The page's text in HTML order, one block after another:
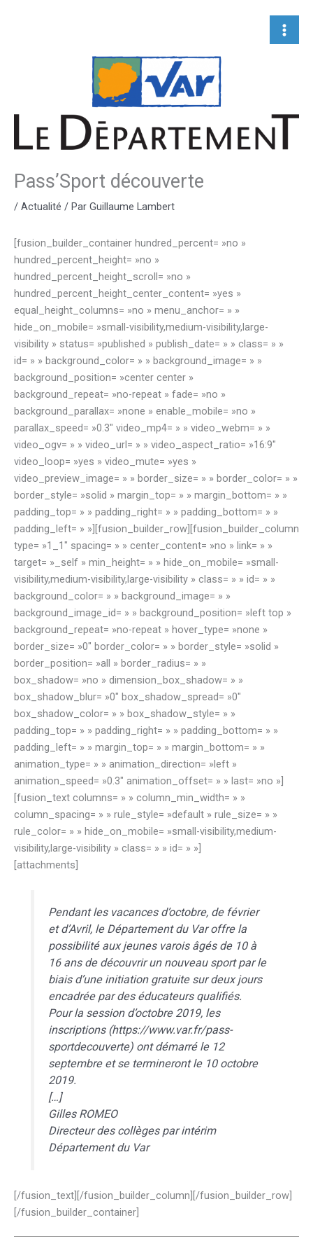
Pass’Sport découverte
/ Actualité / Par Guillaume Lambert
[fusion_builder_container hundred_percent= »no »
hundred_percent_height= »no »
hundred_percent_height_scroll= »no »
hundred_percent_height_center_content= »yes »
equal_height_columns= »no » menu_anchor= » »
hide_on_mobile= »small-visibility,medium-visibility,large-
visibility » status= »published » publish_date= » » class= » »
id= » » background_color= » » background_image= » »
background_position= »center center »
background_repeat= »no-repeat » fade= »no »
background_parallax= »none » enable_mobile= »no »
parallax_speed= »0.3″ video_mp4= » » video_webm= » »
video_ogv= » » video_url= » » video_aspect_ratio= »16:9″
video_loop= »yes » video_mute= »yes »
video_preview_image= » » border_size= » » border_color= » »
border_style= »solid » margin_top= » » margin_bottom= » »
padding_top= » » padding_right= » » padding_bottom= » »
padding_left= » »][fusion_builder_row][fusion_builder_column
type= »1_1″ spacing= » » center_content= »no » link= » »
target= »_self » min_height= » » hide_on_mobile= »small-
visibility,medium-visibility,large-visibility » class= » » id= » »
background_color= » » background_image= » »
background_image_id= » » background_position= »left top »
background_repeat= »no-repeat » hover_type= »none »
border_size= »0″ border_color= » » border_style= »solid »
border_position= »all » border_radius= » »
box_shadow= »no » dimension_box_shadow= » »
box_shadow_blur= »0″ box_shadow_spread= »0″
box_shadow_color= » » box_shadow_style= » »
padding_top= » » padding_right= » » padding_bottom= » »
padding_left= » » margin_top= » » margin_bottom= » »
animation_type= » » animation_direction= »left »
animation_speed= »0.3″ animation_offset= » » last= »no »]
[fusion_text columns= » » column_min_width= » »
column_spacing= » » rule_style= »default » rule_size= » »
rule_color= » » hide_on_mobile= »small-visibility,medium-
visibility,large-visibility » class= » » id= » »]
[attachments]
Pendant les vacances d’octobre, de février
et d’Avril, le Département du Var offre la
possibilité aux jeunes varois âgés de 10 à
16 ans de découvrir un nouveau sport par le
biais d’une initiation gratuite sur deux jours
encadrée par des éducateurs qualifiés.
Pour la session d’octobre 2019, les
inscriptions (https://www.var.fr/pass-
sportdecouverte) ont démarré le 12
septembre et se termineront le 10 octobre
2019.
[…]
Gilles ROMEO
Directeur des collèges par intérim
Département du Var
[/fusion_text][/fusion_builder_column][/fusion_builder_row]
[/fusion_builder_container]